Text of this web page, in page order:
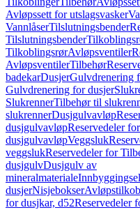
Avløpssett for utslagsvasker
VannlåserTilslutningsbender
Tilslutningsbender
TilkoblingsrørAvløpsventiler
AvløpsventilerTilbehør
badekarDusjerGulvdrenering
Gulvdrenering for dusjer
SlukrennerTilbehør til
slukrennerDusjgulvavløp
dusjgulvavløpReservedeler
dusjgulvavløpVeggsluk
veggslukReservedeler for
dusjgulvDusjgulv av
mineralmateriale
dusjerNisjebokser
for dusjkar, d52Reservedeler